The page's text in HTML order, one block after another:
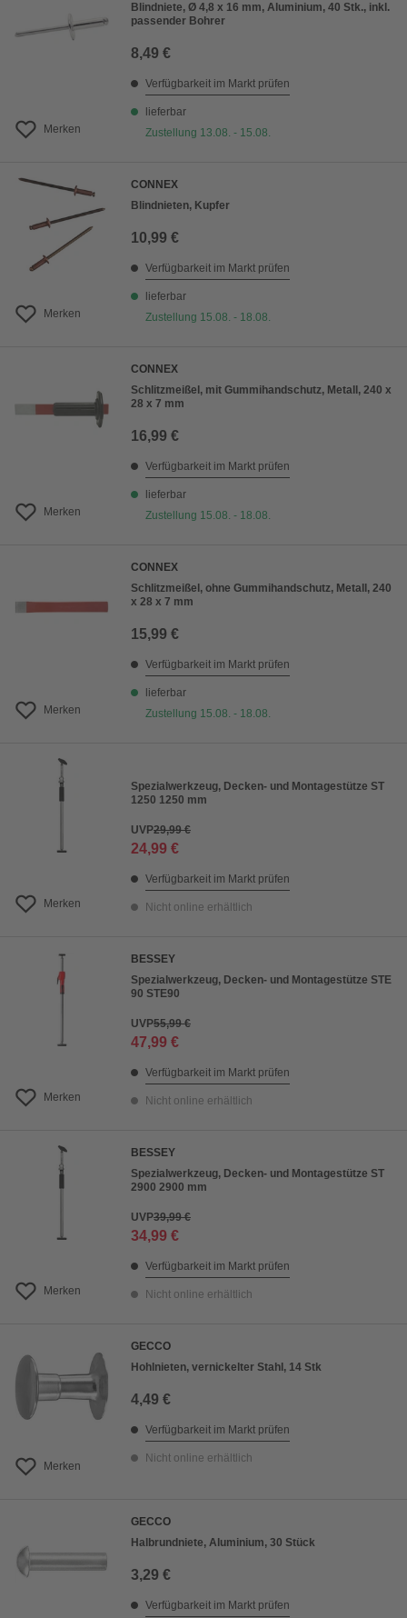
Merken
Blindniete, Ø 4,8 x 16 mm, Aluminium, 40 Stk., inkl.
passender Bohrer
8,49 €
Verfügbarkeit im Markt prüfen
lieferbar
Zustellung 13.08. - 15.08.
Merken
CONNEX
Blindnieten, Kupfer
10,99 €
Verfügbarkeit im Markt prüfen
lieferbar
Zustellung 15.08. - 18.08.
Merken
CONNEX
Schlitzmeißel, mit Gummihandschutz, Metall, 240 x
28 x 7 mm
16,99 €
Verfügbarkeit im Markt prüfen
lieferbar
Zustellung 15.08. - 18.08.
Merken
CONNEX
Schlitzmeißel, ohne Gummihandschutz, Metall, 240
x 28 x 7 mm
15,99 €
Verfügbarkeit im Markt prüfen
lieferbar
Zustellung 15.08. - 18.08.
Merken
Spezialwerkzeug, Decken- und Montagestütze ST
1250 1250 mm
UVP29,99 €
24,99 €
Verfügbarkeit im Markt prüfen
Nicht online erhältlich
Merken
BESSEY
Spezialwerkzeug, Decken- und Montagestütze STE
90 STE90
UVP55,99 €
47,99 €
Verfügbarkeit im Markt prüfen
Nicht online erhältlich
Merken
BESSEY
Spezialwerkzeug, Decken- und Montagestütze ST
2900 2900 mm
UVP39,99 €
34,99 €
Verfügbarkeit im Markt prüfen
Nicht online erhältlich
Merken
GECCO
Hohlnieten, vernickelter Stahl, 14 Stk
4,49 €
Verfügbarkeit im Markt prüfen
Nicht online erhältlich
GECCO
Halbrundniete, Aluminium, 30 Stück
3,29 €
Verfügbarkeit im Markt prüfen